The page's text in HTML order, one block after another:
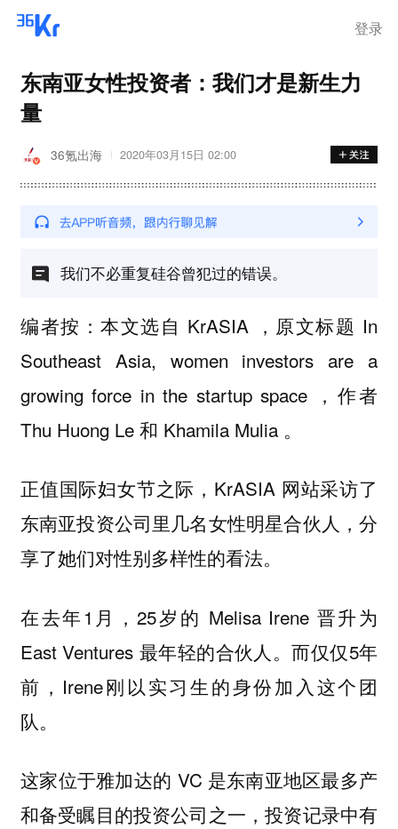
登录
东南亚女性投资者：我们才是新生力
量
36氪出海 2020年03月15日 02:00
我们不必重复硅谷曾犯过的错误。
编者按：本文选自 KrASIA ，原文标题 In
Southeast Asia, women investors are a
growing force in the startup space ，作者
Thu Huong Le 和 Khamila Mulia 。
正值国际妇女节之际，KrASIA 网站采访了
东南亚投资公司里几名女性明星合伙人，分
享了她们对性别多样性的看法。
在去年1月，25岁的 Melisa Irene 晋升为
East Ventures 最年轻的合伙人。而仅仅5年
前，Irene刚以实习生的身份加入这个团
队。
这家位于雅加达的 VC 是东南亚地区最多产
和备受瞩目的投资公司之一，投资记录中有